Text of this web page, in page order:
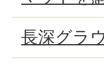
長深グラ